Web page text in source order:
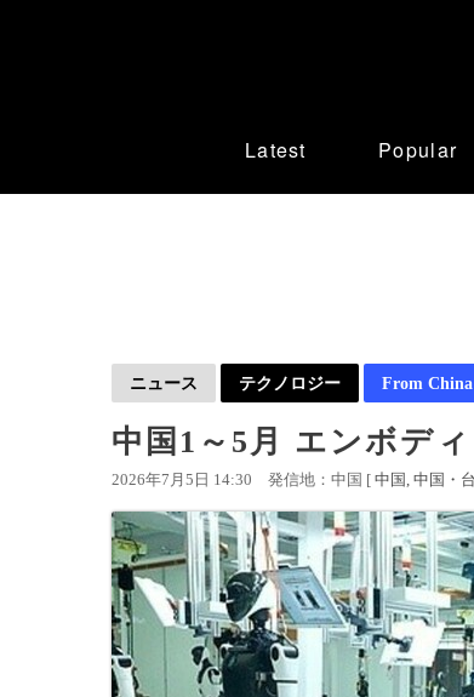
Latest Popular
ニュース テクノロジー From China
中国1～5月 エンボデ
2026年7月5日 14:30 発信地：中国 [ 中国 中国・